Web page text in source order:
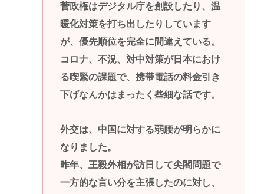
菅政権はデジタル庁を創設したり、温
暖化対策を打ち出したりしています
が、優先順位を完全に間違えている。
コロナ、不況、対中対策が日本におけ
る喫緊の課題で、携帯電話の料金引き
下げなんかはまったく些細な話です。
外交は、中国に対する弱腰が明らかに
なりました。
昨年、王毅外相が訪日して尖閣問題で
一方的な言い分を主張したのに対し、